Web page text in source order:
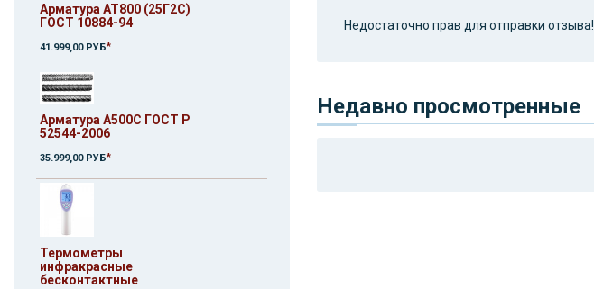
Арматура АТ800 (25Г2С)
ГОСТ 10884-94
41.999,00 РУБ*
Арматура A500C ГОСТ Р
52544-2006
35.999,00 РУБ*
Термометры
инфракрасные
бесконтактные
Недостаточно прав для отправки отзыва!
Недавно просмотренные